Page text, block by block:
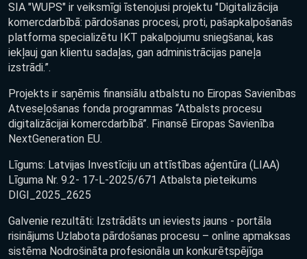
SIA "WUPS" ir veiksmīgi īstenojusi projektu "Digitalizācija
komercdarbībā: pārdošanas procesi, proti, pašapkalpošanās
platforma specializētu IKT pakalpojumu sniegšanai, kas
iekļauj gan klientu sadaļas, gan administrācijas paneļa
izstrādi.”.
Projekts ir saņēmis finansiālu atbalstu no Eiropas Savienības
Atveseļošanas fonda programmas “Atbalsts procesu
digitalizācijai komercdarbībā”. Finansē Eiropas Savienība
NextGeneration EU.
Līgums: Latvijas Investīciju un attīstības aģentūra (LIAA)
Līguma Nr. 9.2- 17-L-2025/671 Atbalsta pieteikums
DIGI_2025_2625
Galvenie rezultāti: Izstrādāts un ieviests jauns - portāla
risinājums Uzlabota pārdošanas procesu – online apmaksas
sistēma Nodrošināta profesionāla un konkurētspējīga